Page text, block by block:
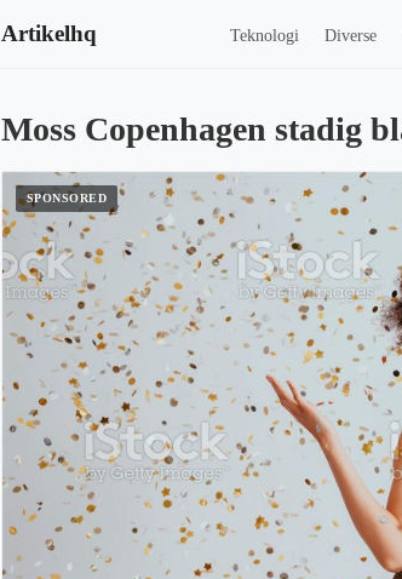
Artikelhq Teknologi Diverse
Moss Copenhagen stadig